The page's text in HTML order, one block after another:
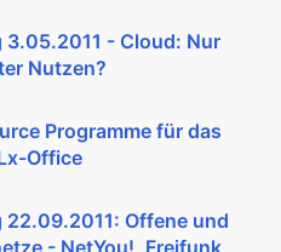
- Cloud: Nur
Nutzen?
Programme für das
Office
Offene und
- NetYou!, Freifunk